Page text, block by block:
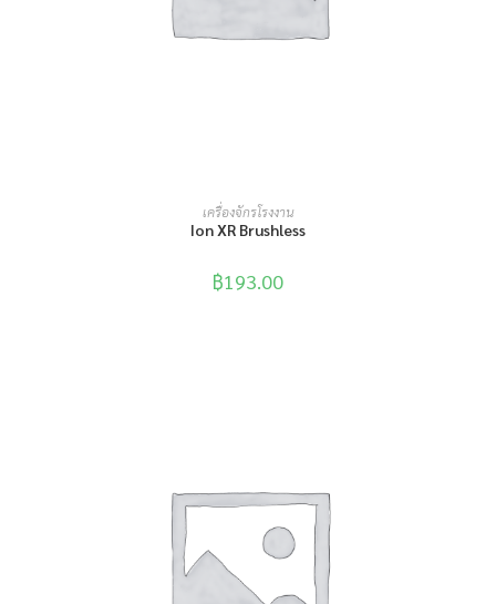
หยิบใส่ตะกร้า
เครื่องจักรโรงงาน
Ion XR Brushless
฿193.00